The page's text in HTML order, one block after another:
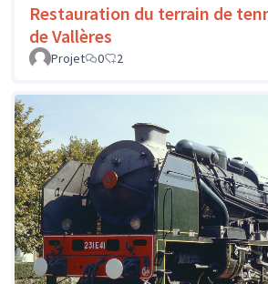
Restauration du terrain de
de Vallères
Projet
0 2